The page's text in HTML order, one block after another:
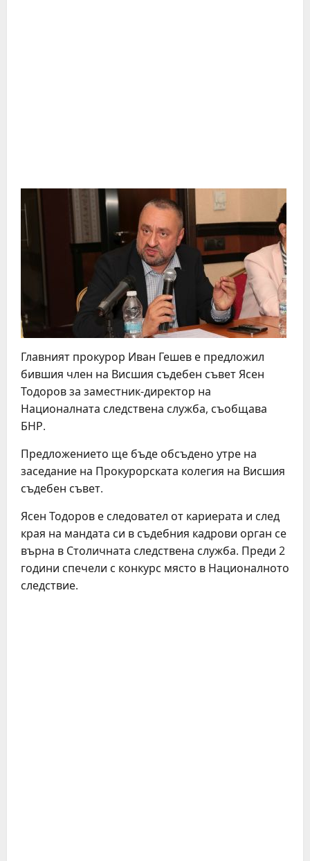
Главният прокурор Иван Гешев е предложил
бившия член на Висшия съдебен съвет Ясен
Тодоров за заместник-директор на
Националната следствена служба, съобщава
БНР.
Предложението ще бъде обсъдено утре на
заседание на Прокурорската колегия на Висшия
съдебен съвет.
Ясен Тодоров е следовател от кариерата и след
края на мандата си в съдебния кадрови орган се
върна в Столичната следствена служба. Преди 2
години спечели с конкурс място в Националното
следствие.